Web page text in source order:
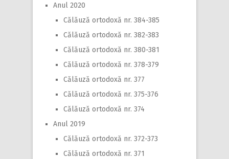
Anul 2020
Călăuză ortodoxă nr. 384-385
Călăuză ortodoxă nr. 382-383
Călăuză ortodoxă nr. 380-381
Călăuză ortodoxă nr. 378-379
Călăuză ortodoxă nr. 377
Călăuză ortodoxă nr. 375-376
Călăuză ortodoxă nr. 374
Anul 2019
Călăuză ortodoxă nr. 372-373
Călăuză ortodoxă nr. 371